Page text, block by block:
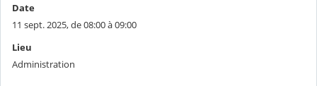
Date
11 sept. 2025, de 08:00 à 09:00
Lieu
Administration